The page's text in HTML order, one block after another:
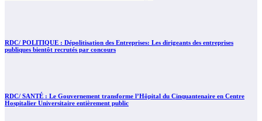
RDC/ POLITIQUE : Dépolitisation des Entreprises: Les dirigeants des entreprises
publiques bientôt recrutés par concours
RDC/ SANTÉ : Le Gouvernement transforme l’Hôpital du Cinquantenaire en Centre
Hospitalier Universitaire entièrement public